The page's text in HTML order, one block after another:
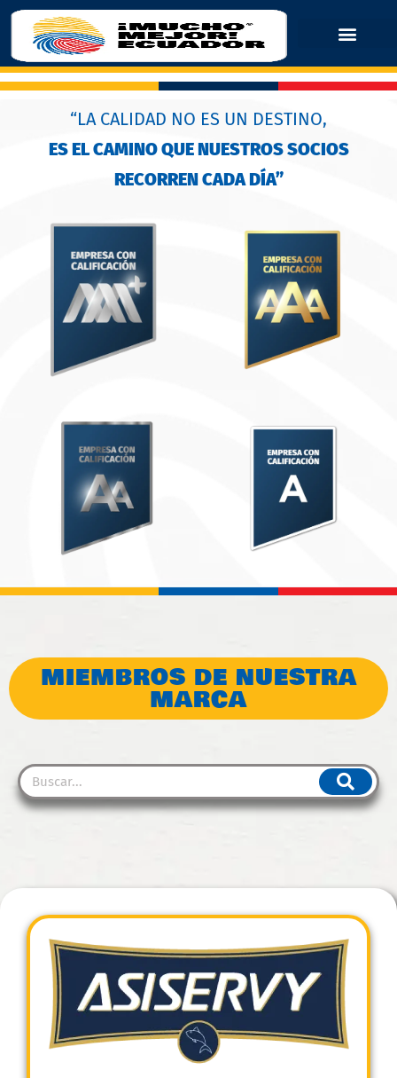
“LA CALIDAD NO ES UN DESTINO,
ES EL CAMINO QUE NUESTROS SOCIOS
RECORREN CADA DÍA”
MIEMBROS DE NUESTRA
MARCA